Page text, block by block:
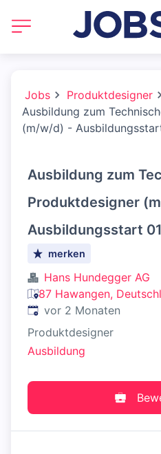
Jobs
Produktdesigner
Ausbildung zum
(m/w/d) -
Ausbildung zum
Produktdesigner
Ausbildungsstart
merken
Hans Hundegger AG
87 Hawangen,
Veröffentlicht:
vor 2 Monaten
Produktdesigner
Ausbildung